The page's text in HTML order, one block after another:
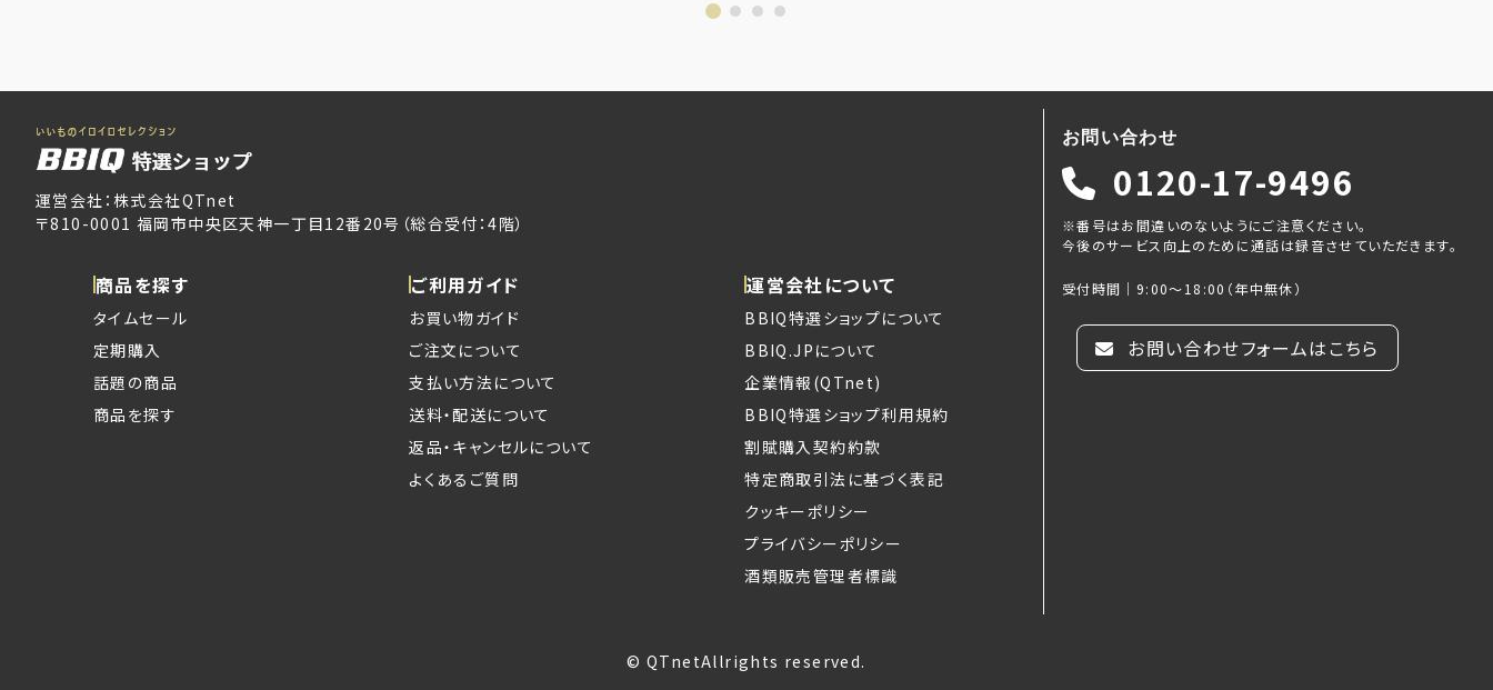
運営会社：株式会社QTnet
〒810-0001 福岡市中央区天神一丁目12番20号（総合受付：4階）
商品を探す
タイムセール
定期購入
話題の商品
商品を探す
ご利用ガイド
お買い物ガイド
ご注文について
支払い方法について
送料・配送について
返品・キャンセルについて
よくあるご質問
運営会社について
BBIQ特選ショップについて
BBIQ.JPについて
企業情報(QTnet)
BBIQ特選ショップ利用規約
割賦購入契約約款
特定商取引法に基づく表記
クッキーポリシー
プライバシーポリシー
酒類販売管理者標識
お問い合わせ
0120-17-9496
※番号はお間違いのないようにご注意ください。
今後のサービス向上のために通話は録音させていただきます。
受付時間｜9:00～18:00（年中無休）
お問い合わせフォームはこちら
© QTnetAllrights reserved.